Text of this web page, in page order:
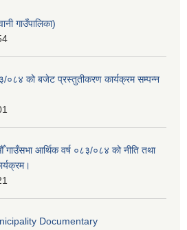
गाउँपालिका)
को बजेट प्रस्तुतीकरण कार्यक्रम सम्पन्न
गाउँसभा आर्थिक वर्ष ०८३/०८४ को नीति तथा
Documentary